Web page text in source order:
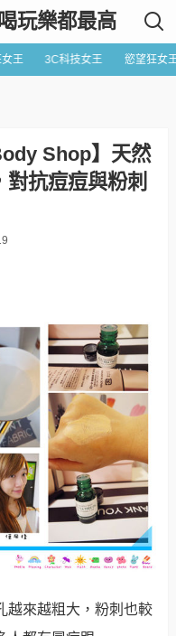
玩樂都最高
王 3C科技女王 慾望狂女
Shop】天然
對抗痘痘與粉刺
越來越粗大，粉刺也較